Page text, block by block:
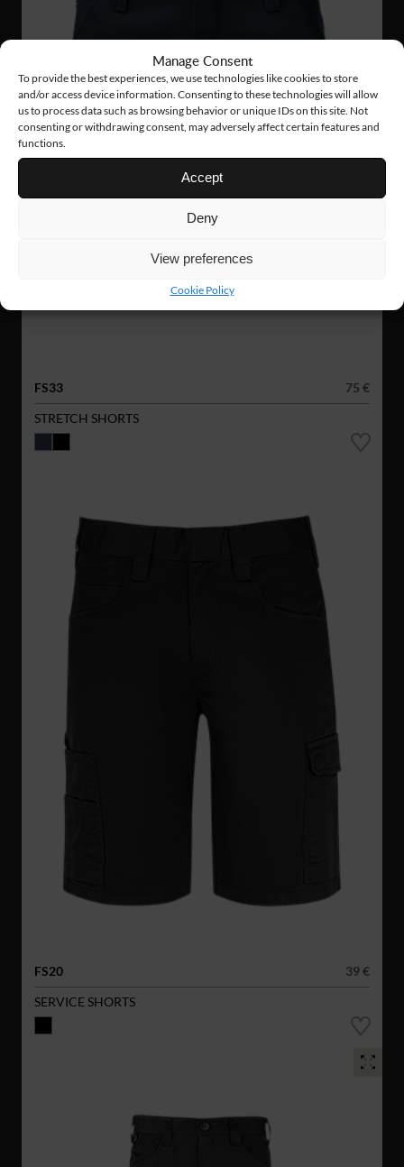
Manage Consent
To provide the best experiences, we use technologies like cookies to store
and/or access device information. Consenting to these technologies will allow
us to process data such as browsing behavior or unique IDs on this site. Not
consenting or withdrawing consent, may adversely affect certain features and
functions.
Accept
Deny
View preferences
Cookie Policy
FS33
75 €
STRETCH SHORTS
FS20
39 €
SERVICE SHORTS